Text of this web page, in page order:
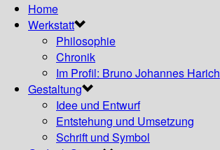
Home
Werkstatt
Philosophie
Chronik
Im Profil: Bruno Johannes Harich
Gestaltung
Idee und Entwurf
Entstehung und Umsetzung
Schrift und Symbol